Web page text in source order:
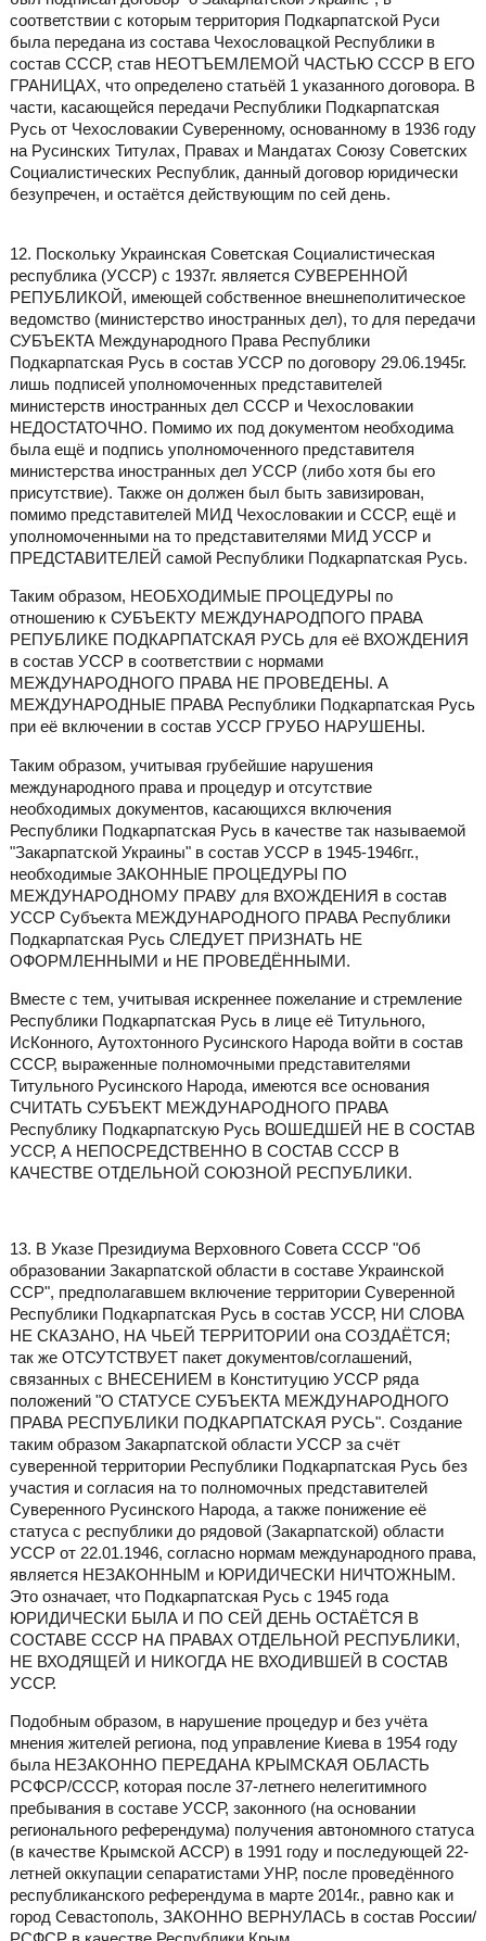
соответствии с которым территория Подкарпатской Руси
была передана из состава Чехословацкой Республики в
состав СССР, став НЕОТЪЕМЛЕМОЙ ЧАСТЬЮ СССР В ЕГО
ГРАНИЦАХ, что определено статьёй 1 указанного договора. В
части, касающейся передачи Республики Подкарпатская
Русь от Чехословакии Суверенному, основанному в 1936 году
на Русинских Титулах, Правах и Мандатах Союзу Советских
Социалистических Республик, данный договор юридически
безупречен, и остаётся действующим по сей день.
12. Поскольку Украинская Советская Социалистическая
республика (УССР) с 1937г. является СУВЕРЕННОЙ
РЕПУБЛИКОЙ, имеющей собственное внешнеполитическое
ведомство (министерство иностранных дел), то для передачи
СУБЪЕКТА Международного Права Республики
Подкарпатская Русь в состав УССР по договору 29.06.1945г.
лишь подписей уполномоченных представителей
министерств иностранных дел СССР и Чехословакии
НЕДОСТАТОЧНО. Помимо их под документом необходима
была ещё и подпись уполномоченного представителя
министерства иностранных дел УССР (либо хотя бы его
присутствие). Также он должен был быть завизирован,
помимо представителей МИД Чехословакии и СССР, ещё и
уполномоченными на то представителями МИД УССР и
ПРЕДСТАВИТЕЛЕЙ самой Республики Подкарпатская Русь.
Таким образом, НЕОБХОДИМЫЕ ПРОЦЕДУРЫ по
отношению к СУБЪЕКТУ МЕЖДУНАРОДПОГО ПРАВА
РЕПУБЛИКЕ ПОДКАРПАТСКАЯ РУСЬ для её ВХОЖДЕНИЯ
в состав УССР в соответствии с нормами
МЕЖДУНАРОДНОГО ПРАВА НЕ ПРОВЕДЕНЫ. А
МЕЖДУНАРОДНЫЕ ПРАВА Республики Подкарпатская Русь
при её включении в состав УССР ГРУБО НАРУШЕНЫ.
Таким образом, учитывая грубейшие нарушения
международного права и процедур и отсутствие
необходимых документов, касающихся включения
Республики Подкарпатская Русь в качестве так называемой
"Закарпатской Украины" в состав УССР в 1945-1946гг.,
необходимые ЗАКОННЫЕ ПРОЦЕДУРЫ ПО
МЕЖДУНАРОДНОМУ ПРАВУ для ВХОЖДЕНИЯ в состав
УССР Субъекта МЕЖДУНАРОДНОГО ПРАВА Республики
Подкарпатская Русь СЛЕДУЕТ ПРИЗНАТЬ НЕ
ОФОРМЛЕННЫМИ и НЕ ПРОВЕДЁННЫМИ.
Вместе с тем, учитывая искреннее пожелание и стремление
Республики Подкарпатская Русь в лице её Титульного,
ИсКонного, Аутохтонного Русинского Народа войти в состав
СССР, выраженные полномочными представителями
Титульного Русинского Народа, имеются все основания
СЧИТАТЬ СУБЪЕКТ МЕЖДУНАРОДНОГО ПРАВА
Республику Подкарпатскую Русь ВОШЕДШЕЙ НЕ В СОСТАВ
УССР, А НЕПОСРЕДСТВЕННО В СОСТАВ СССР В
КАЧЕСТВЕ ОТДЕЛЬНОЙ СОЮЗНОЙ РЕСПУБЛИКИ.
13. В Указе Президиума Верховного Совета СССР "Об
образовании Закарпатской области в составе Украинской
ССР", предполагавшем включение территории Суверенной
Республики Подкарпатская Русь в состав УССР, НИ СЛОВА
НЕ СКАЗАНО, НА ЧЬЕЙ ТЕРРИТОРИИ она СОЗДАЁТСЯ;
так же ОТСУТСТВУЕТ пакет документов/соглашений,
связанных с ВНЕСЕНИЕМ в Конституцию УССР ряда
положений "О СТАТУСЕ СУБЪЕКТА МЕЖДУНАРОДНОГО
ПРАВА РЕСПУБЛИКИ ПОДКАРПАТСКАЯ РУСЬ". Создание
таким образом Закарпатской области УССР за счёт
суверенной территории Республики Подкарпатская Русь без
участия и согласия на то полномочных представителей
Суверенного Русинского Народа, а также понижение её
статуса с республики до рядовой (Закарпатской) области
УССР от 22.01.1946, согласно нормам международного права,
является НЕЗАКОННЫМ и ЮРИДИЧЕСКИ НИЧТОЖНЫМ.
Это означает, что Подкарпатская Русь с 1945 года
ЮРИДИЧЕСКИ БЫЛА И ПО СЕЙ ДЕНЬ ОСТАЁТСЯ В
СОСТАВЕ СССР НА ПРАВАХ ОТДЕЛЬНОЙ РЕСПУБЛИКИ,
НЕ ВХОДЯЩЕЙ И НИКОГДА НЕ ВХОДИВШЕЙ В СОСТАВ
УССР.
Подобным образом, в нарушение процедур и без учёта
мнения жителей региона, под управление Киева в 1954 году
была НЕЗАКОННО ПЕРЕДАНА КРЫМСКАЯ ОБЛАСТЬ
РСФСР/СССР, которая после 37-летнего нелегитимного
пребывания в составе УССР, законного (на основании
регионального референдума) получения автономного статуса
(в качестве Крымской АССР) в 1991 году и последующей 22-
летней оккупации сепаратистами УНР, после проведённого
республиканского референдума в марте 2014г., равно как и
город Севастополь, ЗАКОННО ВЕРНУЛАСЬ в состав России/